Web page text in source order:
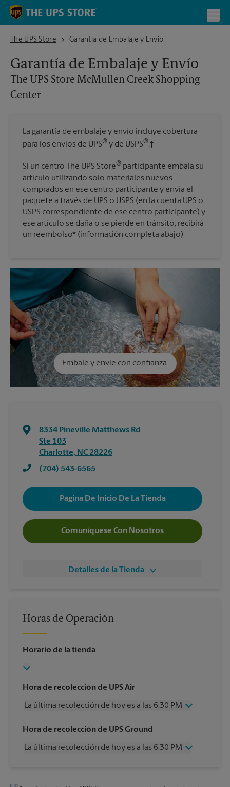
Skip to content
Return to Nav
The UPS Store
The UPS Store McMullen Creek Shopping Center
Garantía de Embalaje y Envío
Garantía de Embalaje y Envío
The UPS Store McMullen Creek Shopping
Center
La garantía de embalaje y envío incluye cobertura
para los envíos de UPS® y de USPS®.†
Si un centro The UPS Store® participante embala su
artículo utilizando solo materiales nuevos
comprados en ese centro participante y envía el
paquete a través de UPS o USPS (en la cuenta UPS o
USPS correspondiente de ese centro participante) y
ese artículo se daña o se pierde en tránsito, recibirá
un reembolso* (información completa abajo)
Embale y envíe con confianza.
8334 Pineville Matthews Rd
Ste 103
Charlotte, NC 28226
(704) 543-6565
Página De Inicio De La Tienda
Comuníquese Con Nosotros
Detalles de la Tienda
Horas de Operación
Horario de la tienda
Hora de recolección de UPS Air
La última recolección de hoy es a las 6:30 PM
Miércoles
6:30 PM
Viernes
6:30 PM
Hora de recolección de UPS Ground
La última recolección de hoy es a las 6:30 PM